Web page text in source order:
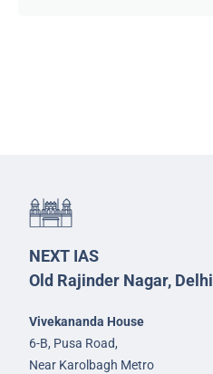
NEXT IAS
Old Rajinder Nagar, Delhi
Vivekananda House
6-B, Pusa Road,
Near Karolbagh Metro